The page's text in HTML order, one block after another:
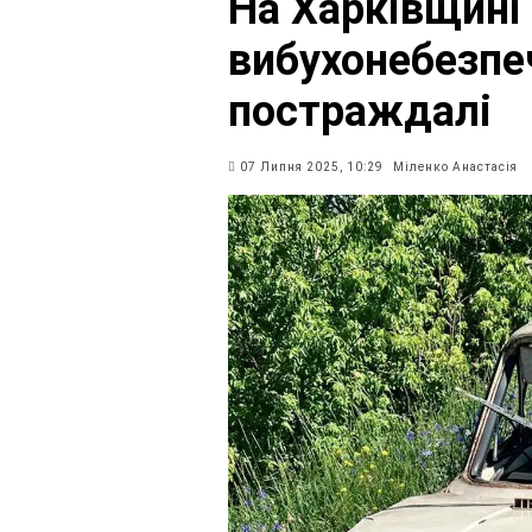
постраждалі
07 Липня 2025, 10:29 Міленко Анастасія